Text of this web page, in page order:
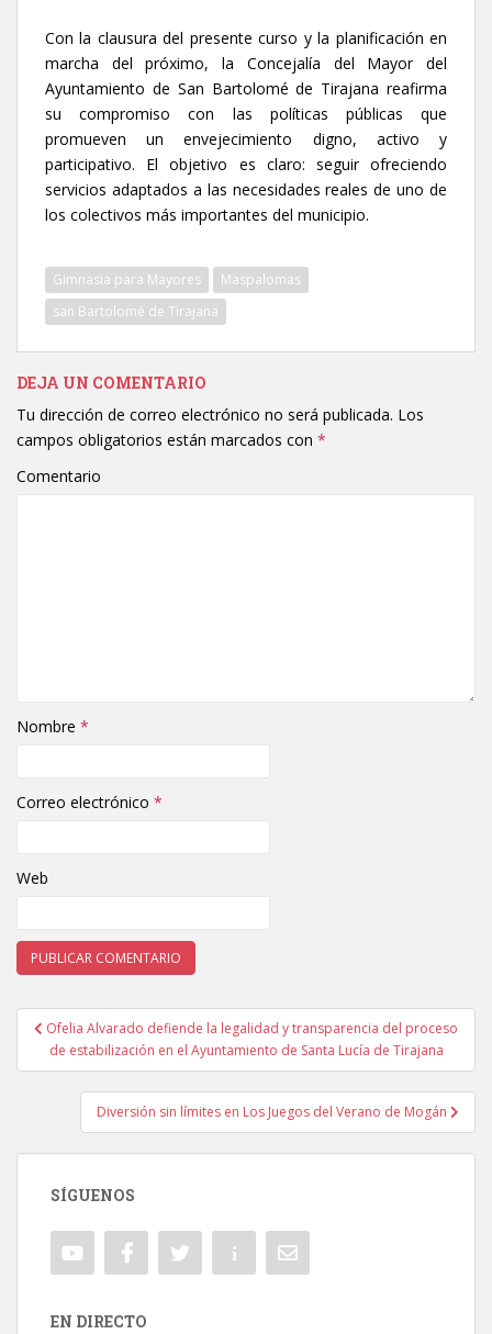
Con la clausura del presente curso y la planificación en
marcha del próximo, la Concejalía del Mayor del
Ayuntamiento de San Bartolomé de Tirajana reafirma
su compromiso con las políticas públicas que
promueven un envejecimiento digno, activo y
participativo. El objetivo es claro: seguir ofreciendo
servicios adaptados a las necesidades reales de uno de
los colectivos más importantes del municipio.
Gimnasia para Mayores
Maspalomas
san Bartolomé de Tirajana
DEJA UN COMENTARIO
Tu dirección de correo electrónico no será publicada. Los
campos obligatorios están marcados con *
Comentario
Nombre *
Correo electrónico *
Web
Navegación de entradas
Ofelia Alvarado defiende la legalidad y transparencia del proceso
de estabilización en el Ayuntamiento de Santa Lucía de Tirajana
Diversión sin límites en Los Juegos del Verano de Mogán
SÍGUENOS
EN DIRECTO